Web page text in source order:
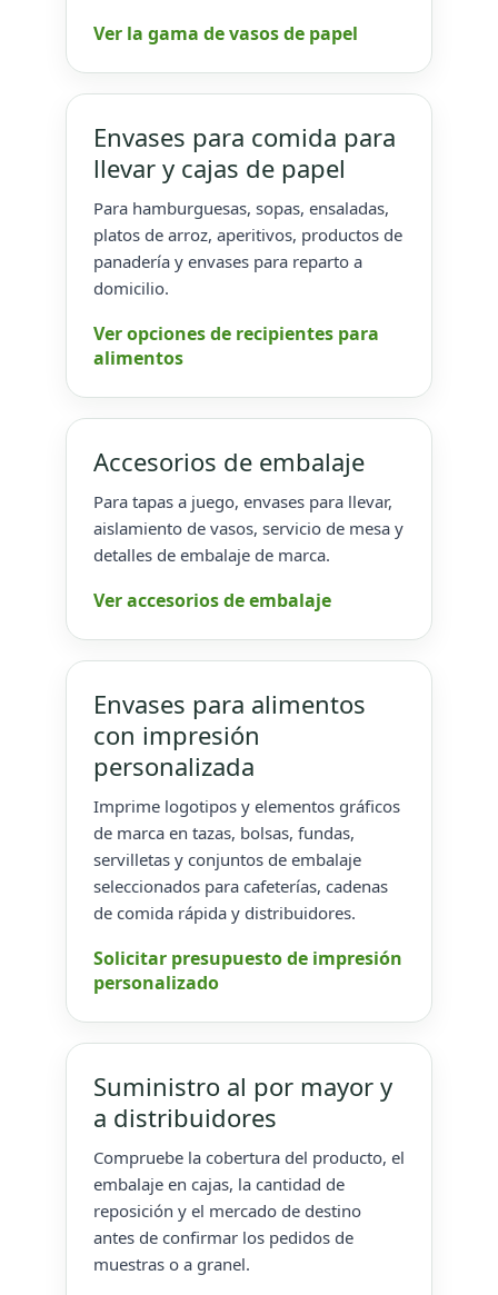
Ver la gama de vasos de papel
Envases para comida para
llevar y cajas de papel
Para hamburguesas, sopas, ensaladas,
platos de arroz, aperitivos, productos de
panadería y envases para reparto a
domicilio.
Ver opciones de recipientes para
alimentos
Accesorios de embalaje
Para tapas a juego, envases para llevar,
aislamiento de vasos, servicio de mesa y
detalles de embalaje de marca.
Ver accesorios de embalaje
Envases para alimentos
con impresión
personalizada
Imprime logotipos y elementos gráficos
de marca en tazas, bolsas, fundas,
servilletas y conjuntos de embalaje
seleccionados para cafeterías, cadenas
de comida rápida y distribuidores.
Solicitar presupuesto de impresión
personalizado
Suministro al por mayor y
a distribuidores
Compruebe la cobertura del producto, el
embalaje en cajas, la cantidad de
reposición y el mercado de destino
antes de confirmar los pedidos de
muestras o a granel.